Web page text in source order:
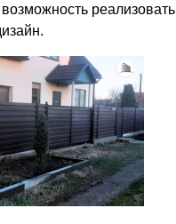
реализовать